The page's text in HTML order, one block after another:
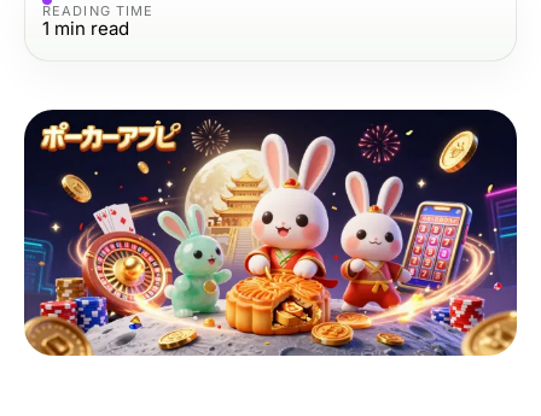
READING TIME
1 min read